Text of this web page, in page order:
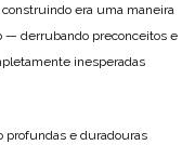
era uma maneira
— derrubando preconceitos e
inesperadas
profundas e duradouras